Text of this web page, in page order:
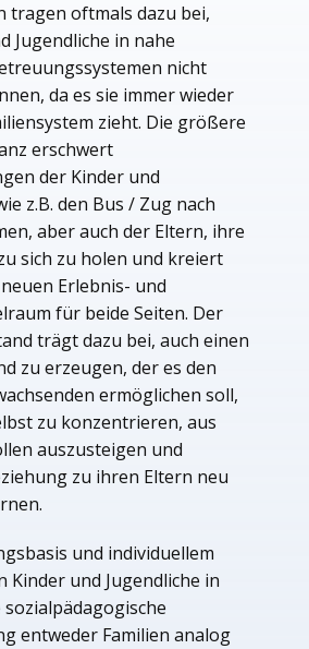
tragen oftmals dazu bei,
Jugendliche in nahe
nicht
da es sie immer wieder
zieht. Die größere
erschwert
der Kinder und
z.B. den Bus / Zug nach
aber auch der Eltern, ihre
sich zu holen und kreiert
Erlebnis- und
für beide Seiten. Der
trägt dazu bei, auch einen
zu erzeugen, der es den
ermöglichen soll,
zu konzentrieren, aus
auszusteigen und
zu ihren Eltern neu
und individuellem
Kinder und Jugendliche in
entweder Familien analog